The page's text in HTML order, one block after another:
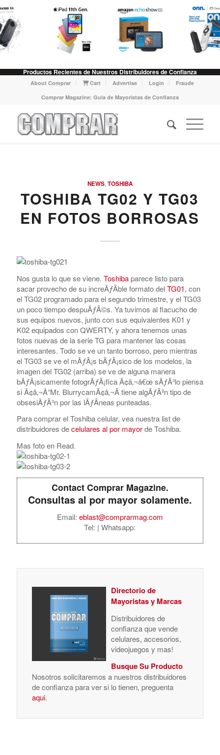
Productos Recientes de Nuestros Distribuidores de Confianza
About Comprar Cart Advertise Login
Fraude
Comprar Magazine: Guia de Mayoristas de Confianza
NEWS,TOSHIBA
TOSHIBA TG02 Y TG03
EN FOTOS BORROSAS
Nos gusta lo que se viene. Toshibaparece listo para
sacar provecho de su increÃƒÂ­ble formato delTG01, con
el TG02 programado para el segundo trimestre, y el TG03
un poco tiempo despuÃƒÂ©s. Ya tuvimos al flacucho de
sus equipos nuevos, junto con sus equivalentes K01 y
K02 equipados con QWERTY, y ahora tenemos unas
fotos nuevas de la serie TG para mantener las cosas
interesantes. Todo se ve un tanto borroso, pero mientras
el TG03 se ve el mÃƒÂ¡s bÃƒÂ¡sico de los modelos, la
imagen del TG02 (arriba) se ve de alguna manera
bÃƒÂ¡sicamente fotogrÃƒÂ¡fica Ã¢â‚¬â€œ sÃƒÂ³lo piensa
si Ã¢â‚¬Å“Mr. BlurrycamÃ¢â‚¬Â tiene algÃƒÂºn tipo de
obsesiÃƒÂ³n por las lÃƒÂ­neas punteadas.
Para comprar el Toshiba celular, vea nuestra list de
distribuidores decelulares al por mayorde Toshiba.
Mas foto en Read.
Contact Comprar Magazine.
Consultas al por mayor solamente.
Email: eblast@comprarmag.com
Tel: | Whatsapp:
Directorio de
Mayoristas y Marcas
Distribuidores de
confianza que vende
celulares, accesorios,
videojuegos y mas!
Busque Su Producto
Nosotros solicitaremos a nuestros distribuidores
de confianza para ver si lo tienen, preguenta
aqui.